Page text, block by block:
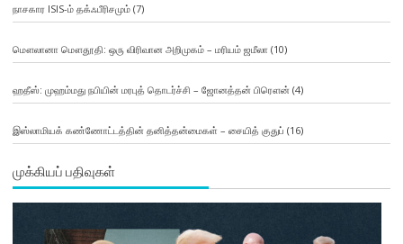
நாசகார ISIS-ம் தக்ஃபீரிசமும்(7)
மௌலானா மௌதூதி: ஒரு விரிவான அறிமுகம் – மரியம் ஜமீலா (10)
ஹதீஸ்: முஹம்மது நபியின் மரபுத் தொடர்ச்சி – ஜோனத்தன் பிரௌன் (4)
இஸ்லாமியக் கண்ணோட்டத்தின் தனித்தன்மைகள் – சையித் குதுப் (16)
முக்கியப் பதிவுகள்